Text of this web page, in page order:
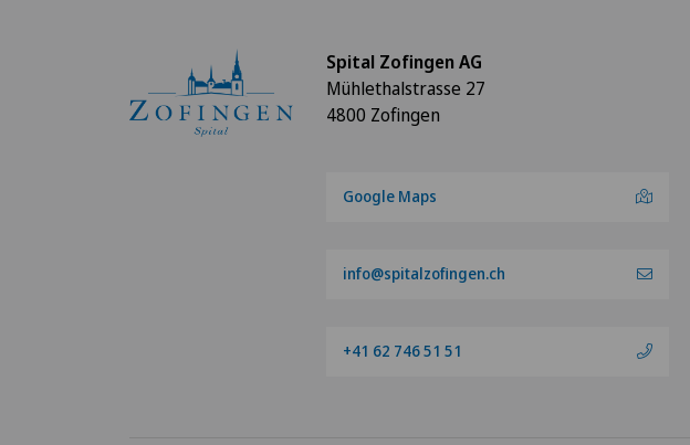
Spital Zofingen AG
Mühlethalstrasse 27
4800 Zofingen
Google Maps
info@spitalzofingen.ch
+41 62 746 51 51